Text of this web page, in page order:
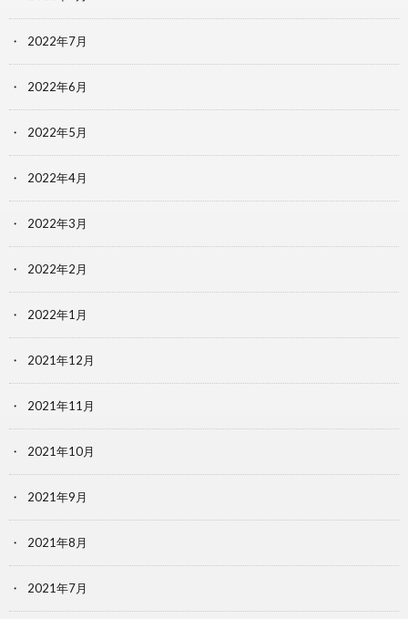
2022年7月
2022年6月
2022年5月
2022年4月
2022年3月
2022年2月
2022年1月
2021年12月
2021年11月
2021年10月
2021年9月
2021年8月
2021年7月